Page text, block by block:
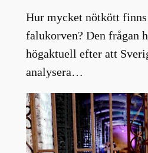
Hur mycket nötkött
falukorven? Den frågan
högaktuell efter att
analysera…